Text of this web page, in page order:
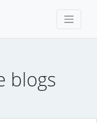
blogs